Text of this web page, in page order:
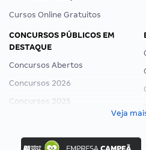
Cursos Online Gratuitos
CONCURSOS PÚBLICOS EM
DESTAQUE
Concursos Abertos
Concursos 2026
Concursos 2025
Concurso Ibama
Veja